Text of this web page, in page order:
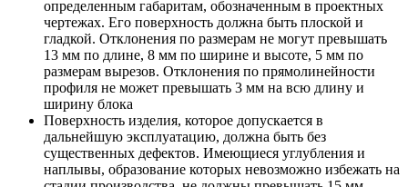
определенным габаритам, обозначенным в проектных
чертежах. Его поверхность должна быть плоской и
гладкой. Отклонения по размерам не могут превышать
13 мм по длине, 8 мм по ширине и высоте, 5 мм по
размерам вырезов. Отклонения по прямолинейности
профиля не может превышать 3 мм на всю длину и
ширину блока
Поверхность изделия, которое допускается в
дальнейшую эксплуатацию, должна быть без
существенных дефектов. Имеющиеся углубления и
наплывы, образование которых невозможно избежать на